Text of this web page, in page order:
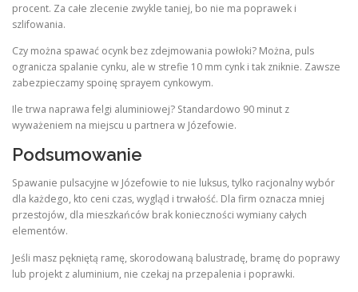
procent. Za całe zlecenie zwykle taniej, bo nie ma poprawek i
szlifowania.
Czy można spawać ocynk bez zdejmowania powłoki? Można, puls
ogranicza spalanie cynku, ale w strefie 10 mm cynk i tak zniknie. Zawsze
zabezpieczamy spoinę sprayem cynkowym.
Ile trwa naprawa felgi aluminiowej? Standardowo 90 minut z
wyważeniem na miejscu u partnera w Józefowie.
Podsumowanie
Spawanie pulsacyjne w Józefowie to nie luksus, tylko racjonalny wybór
dla każdego, kto ceni czas, wygląd i trwałość. Dla firm oznacza mniej
przestojów, dla mieszkańców brak konieczności wymiany całych
elementów.
Jeśli masz pękniętą ramę, skorodowaną balustradę, bramę do poprawy
lub projekt z aluminium, nie czekaj na przepalenia i poprawki.